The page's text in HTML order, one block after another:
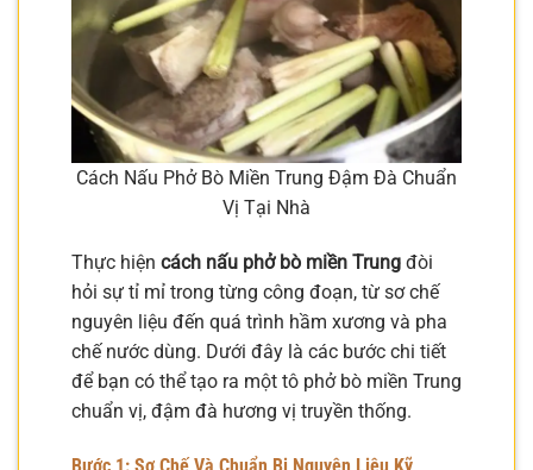
Cách Nấu Phở Bò Miền Trung Đậm Đà Chuẩn
Vị Tại Nhà
Thực hiện cách nấu phở bò miền Trung đòi
hỏi sự tỉ mỉ trong từng công đoạn, từ sơ chế
nguyên liệu đến quá trình hầm xương và pha
chế nước dùng. Dưới đây là các bước chi tiết
để bạn có thể tạo ra một tô phở bò miền Trung
chuẩn vị, đậm đà hương vị truyền thống.